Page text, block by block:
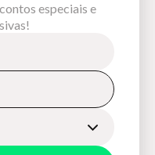
especiais e